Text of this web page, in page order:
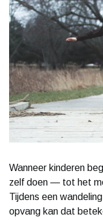
Wanneer kinderen
zelf doen — tot het
Tijdens een
opvang kan dat